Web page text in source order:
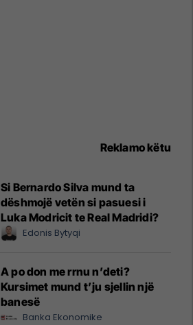
Reklamo këtu
Si Bernardo Silva mund ta
dëshmojë vetën si pasuesi i
Luka Modricit te Real Madridi?
Edonis Bytyqi
A po don me rrnu n’deti?
Kursimet mund t’ju sjellin një
banesë
Banka Ekonomike